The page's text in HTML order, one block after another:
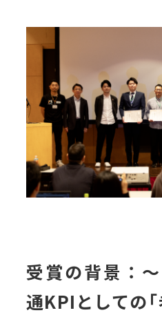
受賞の背景：
通KPIとしての